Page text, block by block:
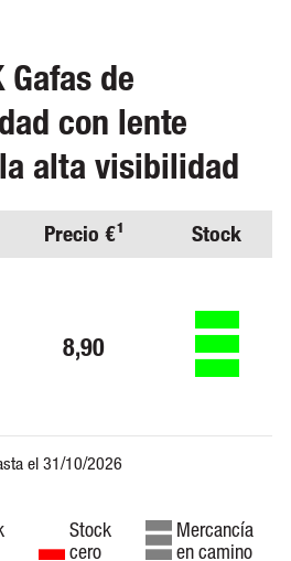
Gafas de
con lente
alta visibilidad
Precio €¹ Stock
8,90
Stock
cero
Mercancía
en camino